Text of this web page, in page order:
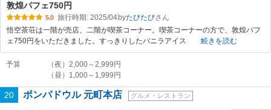
敦煌パフェ750円
5.0 旅行時期: 2025/04byたびたび
悟空茶荘は一階が売店、二階が喫茶コーナー。喫茶コーナーの方で、敦煌パフ
ェ750円をいただきました。すっきりしたバニラアイス
続きを読む
予算
（夜）2,000～2,999円
（昼）1,000～1,999円
20 ポンパドウル 元町本店 グルメ・レストラン